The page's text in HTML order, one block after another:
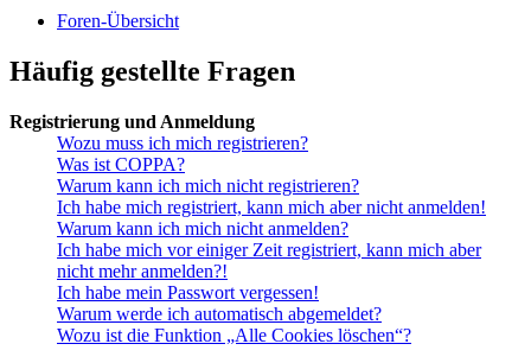
Foren-Übersicht
Häufig gestellte Fragen
Registrierung und Anmeldung
Wozu muss ich mich registrieren?
Was ist COPPA?
Warum kann ich mich nicht registrieren?
Ich habe mich registriert, kann mich aber nicht anmelden!
Warum kann ich mich nicht anmelden?
Ich habe mich vor einiger Zeit registriert, kann mich aber
nicht mehr anmelden?!
Ich habe mein Passwort vergessen!
Warum werde ich automatisch abgemeldet?
Wozu ist die Funktion „Alle Cookies löschen“?